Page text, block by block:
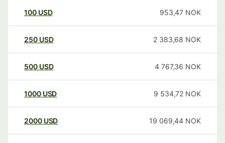
100 USD 953,47 NOK
250 USD 2 383,68 NOK
500 USD 4 767,36 NOK
1000 USD 9 534,72 NOK
2000 USD 19 069,44 NOK